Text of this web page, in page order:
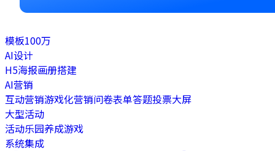
模板100万
AI设计
H5海报画册搭建
AI营销
互动营销游戏化营销问卷表单答题投票大屏
大型活动
活动乐园养成游戏
系统集成